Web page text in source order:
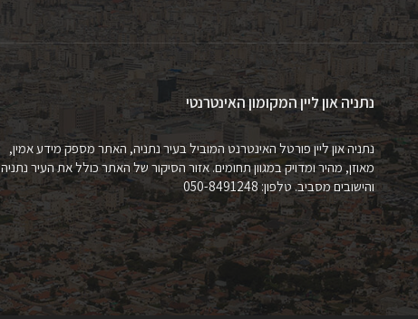
נתניה און ליין המקומון האינטרנטי
נתניה און ליין פורטל האינטרנט המוביל בעיר נתניה, האתר מספק מידע אמין,
מאוזן, מהיר ומדויק במגוון תחומים. אזור הסיקור של האתר כולל את העיר נתניה
והישובים מסביב. טלפון: 050-8491248